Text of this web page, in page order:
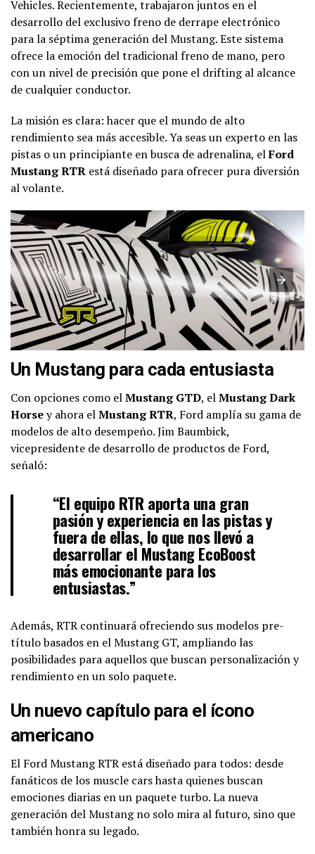
Vehicles. Recientemente, trabajaron juntos en el
desarrollo del exclusivo freno de derrape electrónico
para la séptima generación del Mustang. Este sistema
ofrece la emoción del tradicional freno de mano, pero
con un nivel de precisión que pone el drifting al alcance
de cualquier conductor.
La misión es clara: hacer que el mundo de alto
rendimiento sea más accesible. Ya seas un experto en las
pistas o un principiante en busca de adrenalina, elFord
Mustang RTR está diseñado para ofrecer pura diversión
al volante.
Un Mustang para cada entusiasta
Con opciones como elMustang GTD, elMustang Dark
Horsey ahora elMustang RTR, Ford amplía su gama de
modelos de alto desempeño. Jim Baumbick,
vicepresidente de desarrollo de productos de Ford,
señaló:
“El equipo RTR aporta una gran
pasión y experiencia en las pistas y
fuera de ellas, lo que nos llevó a
desarrollar el Mustang EcoBoost
más emocionante para los
entusiastas.”
Además, RTR continuará ofreciendo sus modelos pre-
título basados en el Mustang GT, ampliando las
posibilidades para aquellos que buscan personalización y
rendimiento en un solo paquete.
Un nuevo capítulo para el ícono
americano
El Ford Mustang RTR está diseñado para todos: desde
fanáticos de los muscle cars hasta quienes buscan
emociones diarias en un paquete turbo. La nueva
generación del Mustang no solo mira al futuro, sino que
también honra su legado.